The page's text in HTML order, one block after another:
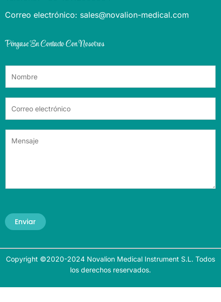
Correo electrónico: sales@novalion-medical.com
Póngase En Contacto Con Nosotros
Enviar
Copyright ©2020-2024 Novalion Medical Instrument S.L. Todos
los derechos reservados.